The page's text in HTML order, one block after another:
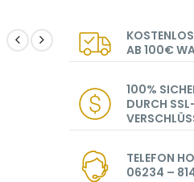
AB 100€
100%
DURCH
TELEFON
06234 –